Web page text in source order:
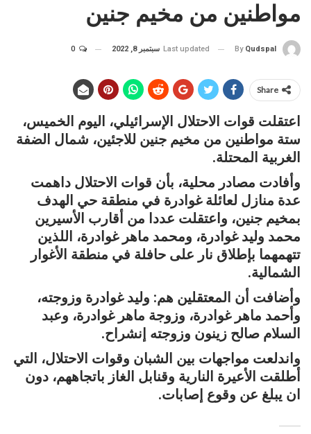
مواطنين من مخيم جنين
By Qudspal
Last updated سبتمبر 8, 2022
Share
اعتقلت قوات الاحتلال الإسرائيلي، اليوم الخميس،
ستة مواطنين من مخيم جنين للاجئين، شمال الضفة
الغربية المحتلة.
وأفادت مصادر محلية، بأن قوات الاحتلال داهمت
عدة منازل لعائلة غوادرة في منطقة حي الهدف
بمخيم جنين، واعتقلت عددا من أقارب الأسيرين
محمد وليد غوادرة، ومحمد ماهر غوادرة، اللذين
تتهمهما بإطلاق نار على حافلة في منطقة الأغوار
الشمالية.
وأضافت أن المعتقلين هم: وليد غوادرة وزوجته،
وأحمد ماهر غوادرة، وزوجة ماهر غوادرة، وعبد
السلام صالح زينون وزوجته إنشراح.
واندلعت مواجهات بين الشبان وقوات الاحتلال، التي
أطلقت الأعيرة النارية وقنابل الغاز باتجاههم، دون
ان يبلغ عن وقوع إصابات.